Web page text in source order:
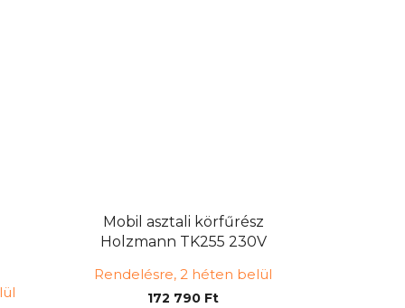
Mobil asztali körfűrész
Holzmann TK255 230V
Rendelésre, 2 héten belül
172 790 Ft